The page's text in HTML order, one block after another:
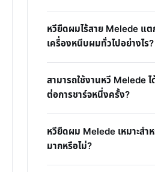
หวียืดผมไร้สาย Melede แต
เครื่องหนีบผมทั่วไปอย่างไร?
สามารถใช้งานหวี Melede
ต่อการชาร์จหนึ่งครั้ง?
หวียืดผม Melede เหมาะสำ
มากหรือไม่?